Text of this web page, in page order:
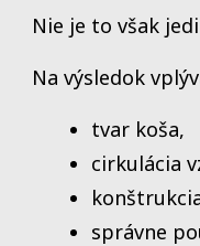
Nie je to však
Na výsledok
tvar koša,
cirkulácia
správne